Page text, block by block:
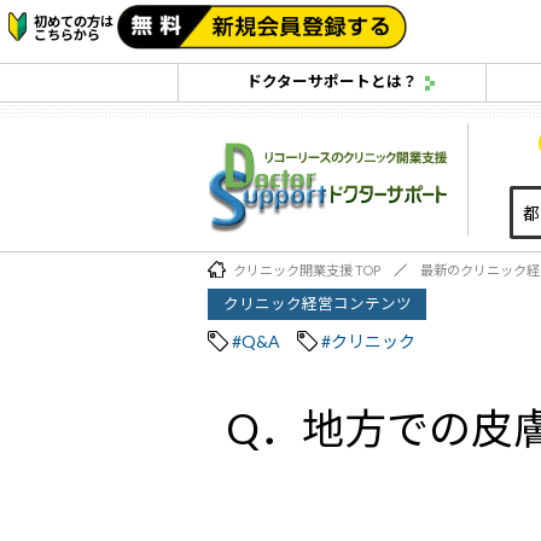
初めての方は
こちらから
ドクターサポートとは？
クリニック開業支援 TOP 最新のクリニック
クリニック経営コンテンツ
#Q&A #クリニック
Q．地方での皮